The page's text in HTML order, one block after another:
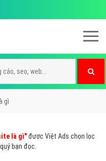
gì
là gì"được Việt Ads chọn lọc
bạn đọc.